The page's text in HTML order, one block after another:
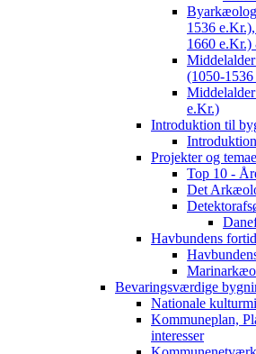
1536
1660
(1050-
e.Kr.)
Introduktion til
Projekter og
Top 10 -
Det
Havbundens
Bevaringsværdige
Nationale
Kommuneplan,
interesser